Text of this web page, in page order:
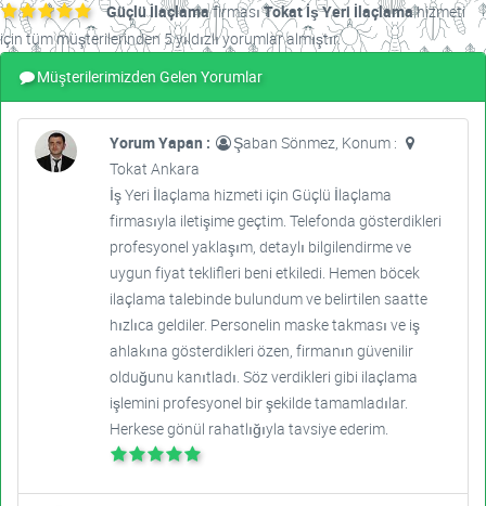
Güçlü İlaçlamafirmasıTokat İş Yeri İlaçlamahizmeti
için tüm müşterilerinden 5 yıldızlı yorumlar almıştır.
Müşterilerimizden Gelen Yorumlar
Yorum Yapan :
Şaban Sönmez, Konum :
Tokat Ankara
İş Yeri İlaçlama hizmeti için Güçlü İlaçlama
firmasıyla iletişime geçtim. Telefonda gösterdikleri
profesyonel yaklaşım, detaylı bilgilendirme ve
uygun fiyat teklifleri beni etkiledi. Hemen böcek
ilaçlama talebinde bulundum ve belirtilen saatte
hızlıca geldiler. Personelin maske takması ve iş
ahlakına gösterdikleri özen, firmanın güvenilir
olduğunu kanıtladı. Söz verdikleri gibi ilaçlama
işlemini profesyonel bir şekilde tamamladılar.
Herkese gönül rahatlığıyla tavsiye ederim.